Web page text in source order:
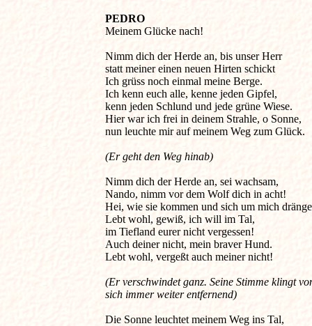
PEDRO
Meinem Glücke nach!
Nimm dich der Herde an, bis unser Herr
statt meiner einen neuen Hirten schickt
Ich grüss noch einmal meine Berge.
Ich kenn euch alle, kenne jeden Gipfel,
kenn jeden Schlund und jede grüne Wiese.
Hier war ich frei in deinem Strahle, o Sonne,
nun leuchte mir auf meinem Weg zum Glück.
(Er geht den Weg hinab)
Nimm dich der Herde an, sei wachsam,
Nando, nimm vor dem Wolf dich in acht!
Hei, wie sie kommen und sich um mich
Lebt wohl, gewiß, ich will im Tal,
im Tiefland eurer nicht vergessen!
Auch deiner nicht, mein braver Hund.
Lebt wohl, vergeßt auch meiner nicht!
(Er verschwindet ganz. Seine Stimme klingt
sich immer weiter entfernend)
Die Sonne leuchtet meinem Weg ins Tal,